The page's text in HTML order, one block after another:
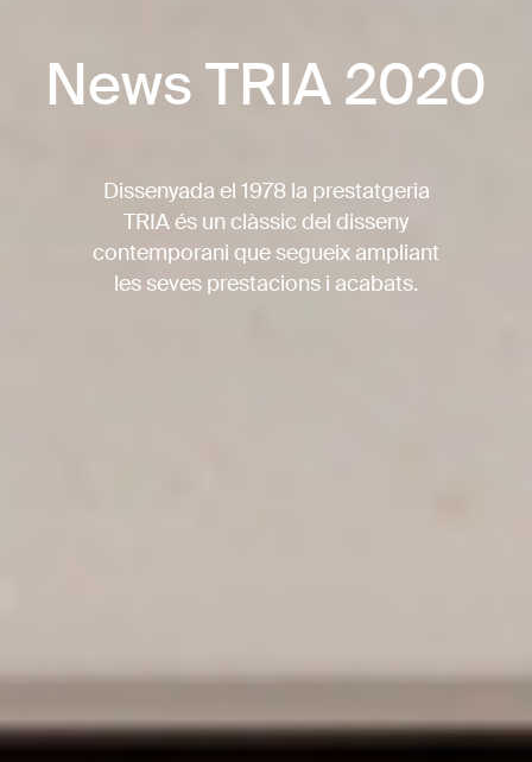
News TRIA 2020
Dissenyada el 1978 la prestatgeria
TRIA és un clàssic del disseny
contemporani que segueix ampliant
les seves prestacions i acabats.